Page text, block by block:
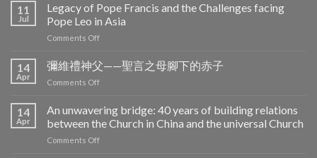
11
Jul
Legacy of Pope Francis and the Challenges facing
Pope Leo in Asia
Comments Offon
of
Pope
the
Challenges
14
Apr
彌維禮神父——聖言之母腳下的赤子
Comments Offon
維
神
父
14
Apr
An unwavering bridge: 40 years of building relations
between the Church in China and the universal Church
Comments Offon